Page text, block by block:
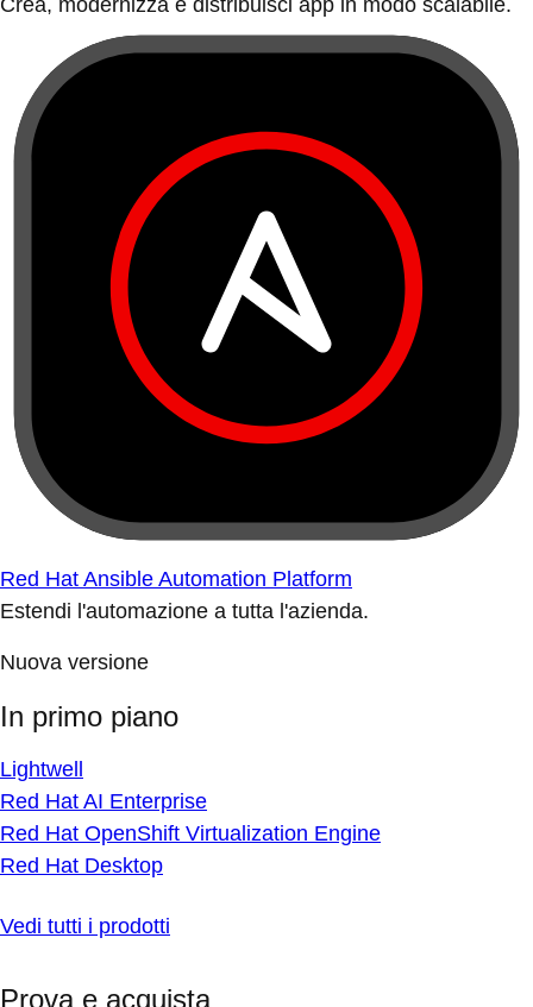
Crea, modernizza e distribuisci app in modo scalabile.
Red Hat Ansible Automation Platform
Estendi l'automazione a tutta l'azienda.
Nuova versione
In primo piano
Lightwell
Red Hat AI Enterprise
Red Hat OpenShift Virtualization Engine
Red Hat Desktop
Vedi tutti i prodotti
Prova e acquista